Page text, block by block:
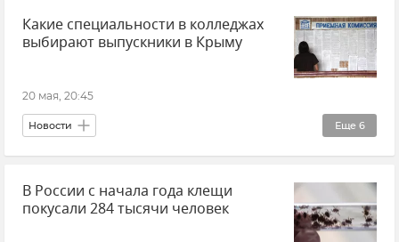
Какие специальности в колледжах
выбирают выпускники в Крыму
20 мая, 20:45
Еще 6
Новости
Образование в Крыму и Севастополе
Новости Крыма Крым
Туризм в Крыму
В России с начала года клещи
покусали 284 тысячи человек